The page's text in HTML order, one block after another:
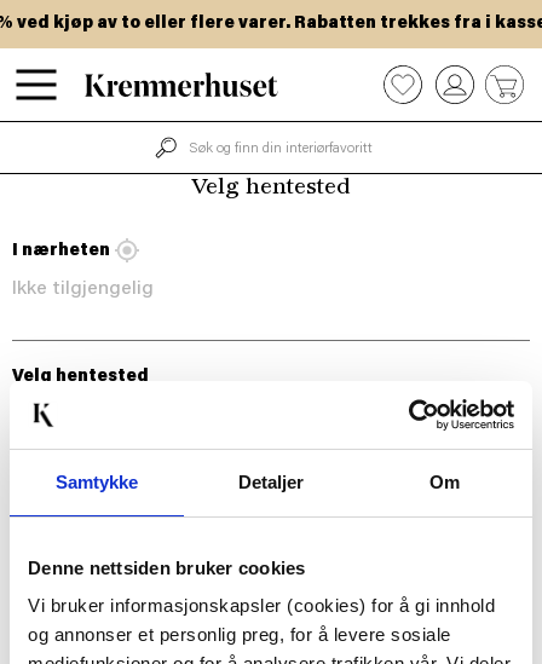
Samtykke Detaljer Om
Denne nettsiden bruker cookies
Vi bruker informasjonskapsler (cookies) for å gi innhold
og annonser et personlig preg, for å levere sosiale
Hopp
til
hovedinnhold
ved kjøp av to eller flere varer. Rabatten trekkes fra i
0
Velg hentested
I nærheten
Ikke tilgjengelig
Velg hentested
BLI MED!
Som medlem i kundeklubben vår får du
alltid laveste prisogmange fristende
tilbud!